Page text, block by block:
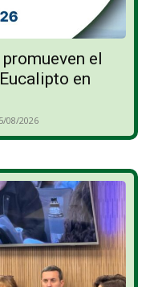
el
en
08/2026